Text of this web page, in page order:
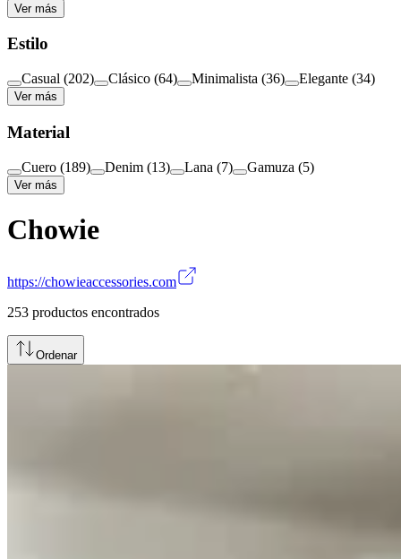
Ver más
Estilo
Casual (202) Clásico (64) Minimalista (36) Elegante (34)
Ver más
Material
Cuero (189) Denim (13) Lana (7) Gamuza (5)
Ver más
Chowie
https://chowieaccessories.com
253 productos encontrados
Ordenar